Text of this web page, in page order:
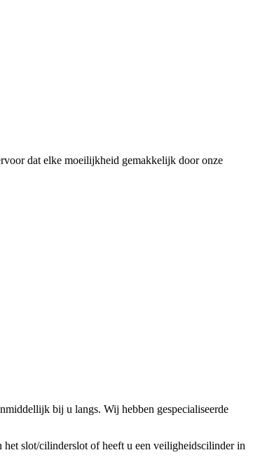
dat elke moeilijkheid gemakkelijk door onze
bij u langs. Wij hebben gespecialiseerde
het slot/cilinderslot of heeft u een veiligheidscilinder in